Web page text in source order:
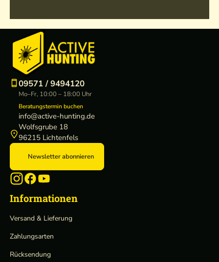
09571 / 9494120
Mo–Fr, 10:00 – 18:00 Uhr
Beratungstermin buchen
info@active-hunting.de
Wolfsgrube 18
96215 Lichtenfels
Newsletter abonnieren
Informationen
Versand & Lieferung
Zahlungsarten
Rücksendung